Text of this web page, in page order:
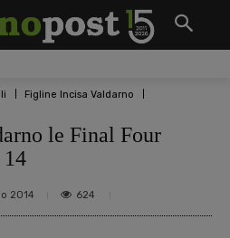
Figline Incisa Valdarno
le Final Four
14
2014 624